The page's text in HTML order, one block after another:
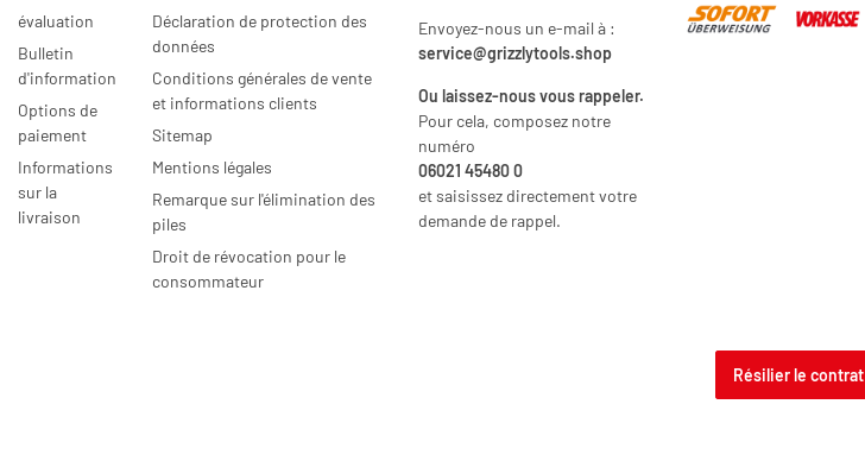
évaluation
Bulletin
d'information
Options de
paiement
Informations
sur la
livraison
Déclaration de protection des
données
Conditions générales de vente
et informations clients
Sitemap
Mentions légales
Remarque sur l'élimination des
piles
Droit de révocation pour le
consommateur
Envoyez-nous un e-mail à :
service@grizzlytools.shop
Ou laissez-nous vous rappeler.
Pour cela, composez notre
numéro
06021 45480 0
et saisissez directement votre
demande de rappel.
Résilier le contrat